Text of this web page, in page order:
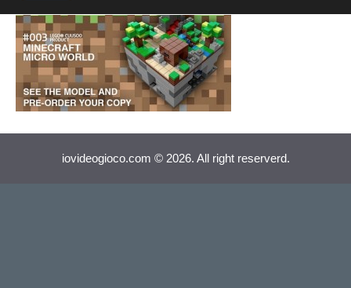
iovideogioco.com © 2026. All right reserverd.